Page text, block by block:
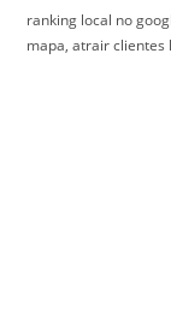
ranking local no
mapa, atrair clientes